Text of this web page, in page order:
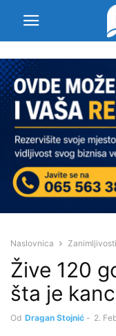
Naslovnica Zanimljivosti
Žive 120
šta je
Od Dragan Stojnić - 2.